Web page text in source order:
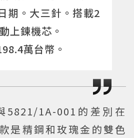
期。大三針。搭載2
上鍊機芯。
萬台幣。
5821/1A-001的差別在
是精鋼和玫瑰金的雙色